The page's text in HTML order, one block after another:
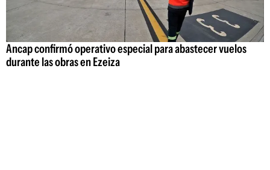
Ancap confirmó operativo especial para abastecer vuelos
durante las obras en Ezeiza